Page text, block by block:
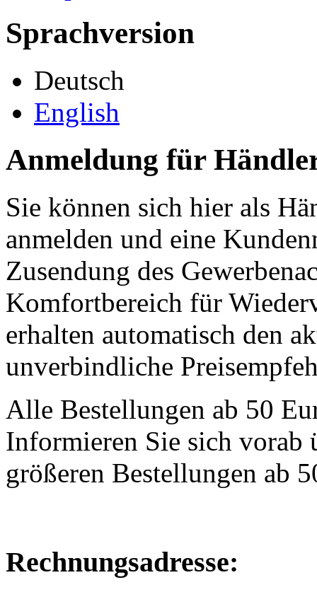
Sprachversion
Deutsch
English
Anmeldung für
Sie können sich hier als
anmelden und eine
Zusendung des
Komfortbereich für
erhalten automatisch den
unverbindliche
Alle Bestellungen ab 50
Informieren Sie sich vorab
größeren Bestellungen ab
Rechnungsadresse: